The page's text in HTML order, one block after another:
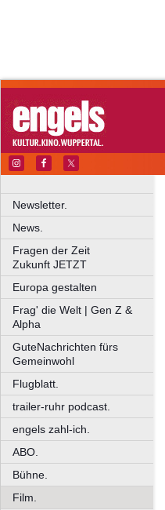
Newsletter.
News.
Fragen der Zeit
Zukunft JETZT
Europa gestalten
Frag' die Welt | Gen Z &
Alpha
GuteNachrichten fürs
Gemeinwohl
Flugblatt.
trailer-ruhr podcast.
engels zahl-ich.
ABO.
Bühne.
Film.